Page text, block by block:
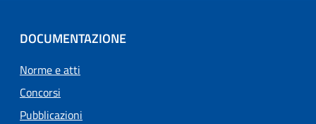
DOCUMENTAZIONE
Norme e atti
Concorsi
Pubblicazioni